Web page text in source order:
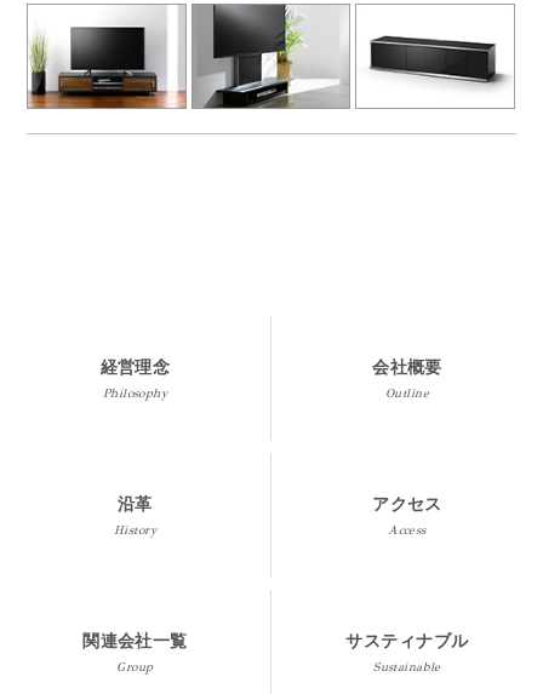
ROAD NO.5, DONG AN INDUSTRIAL PARK, BINH HOA WARD, HO CHI
MINH CITY, VIETNAM
（84）274-3768051
経営理念
Philosophy
会社概要
Outline
沿革
History
アクセス
Access
関連会社一覧
Group
サスティナブル
Sustainable